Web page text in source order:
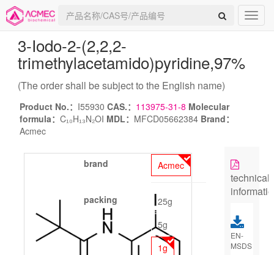
3-Iodo-2-(2,2,2-
trimethylacetamido)pyridine,97%
(The order shall be subject to the English name)
Product No.： I55930 CAS.： 113975-31-8 Molecular
formula： C₁₀H₁₃N₂OI MDL： MFCD05662384 Brand：
Acmec
brand Acmec
packing
25g
5g
1g
technical
EN-
MSDS